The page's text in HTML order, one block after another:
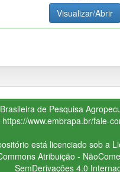
Visualizar/Abrir
de Pesquisa
https://www.embrapa.br/fale-
está licenciado sob a
Atribuição -
SemDerivações 4.0